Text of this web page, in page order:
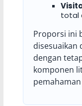
total
Proporsi ini
disesuaikan
dengan
komponen